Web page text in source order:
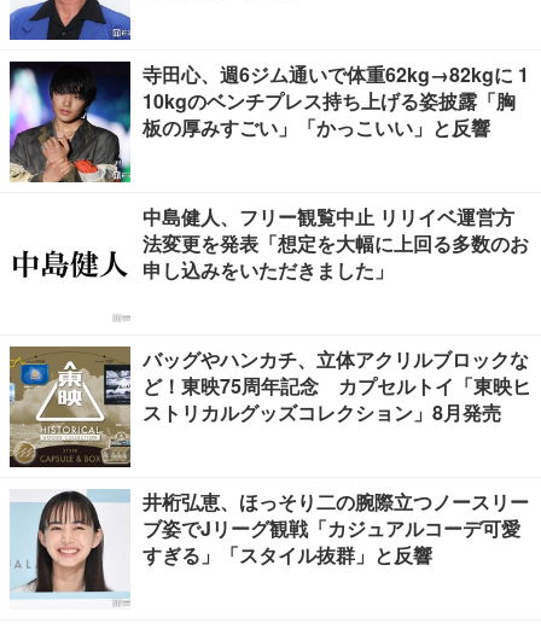
寺田心、週6ジム通いで体重62kg→82kgに 1
10kgのベンチプレス持ち上げる姿披露「胸
板の厚みすごい」「かっこいい」と反響
中島健人、フリー観覧中止 リリイベ運営方
法変更を発表「想定を大幅に上回る多数のお
申し込みをいただきました」
バッグやハンカチ、立体アクリルブロックな
ど！東映75周年記念 カプセルトイ「東映ヒ
ストリカルグッズコレクション」8月発売
井桁弘恵、ほっそり二の腕際立つノースリー
ブ姿でJリーグ観戦「カジュアルコーデ可愛
すぎる」「スタイル抜群」と反響